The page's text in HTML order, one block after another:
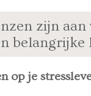
zijn aan
belangrijke
op je